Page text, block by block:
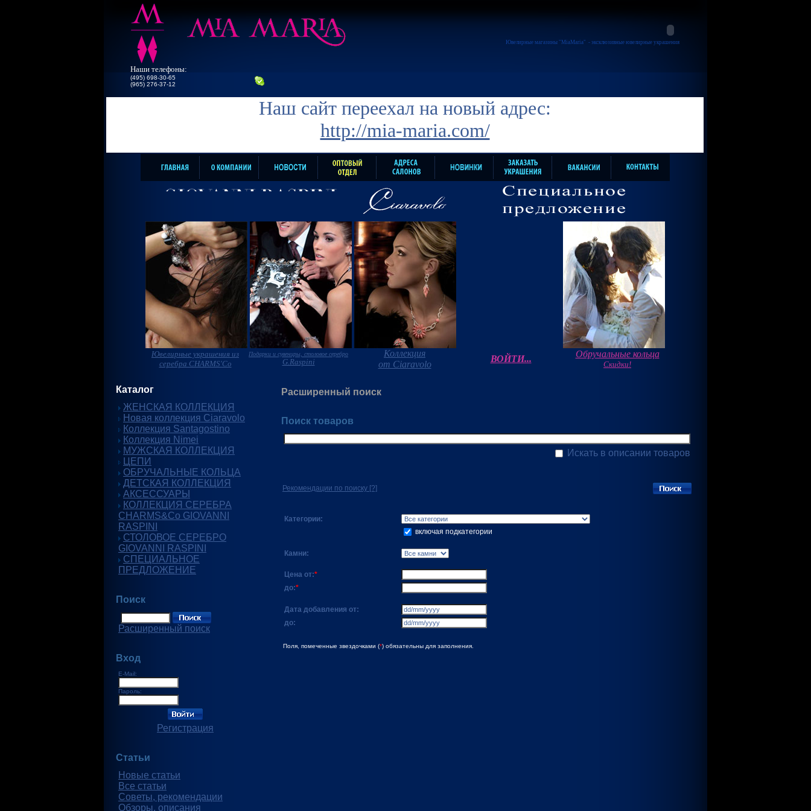
Ювелирные магазины "MiaMaria" - эксклюзивные ювелирные украшения
Наши телефоны:
(495) 698-30-65
(965) 276-37-12
Наш сайт переехал на новый адрес:
http://mia-maria.com/
Ювелирные украшения из
серебра CHARMS'Co
Подарки и сувениры, столовое серебро
G.Raspini
Коллекция
от Ciaravolo
ВОЙТИ... Обручальные кольца
Скидки!
Каталог
ЖЕНСКАЯ КОЛЛЕКЦИЯ
Новая коллекция Ciaravolo
Коллекция Santagostino
Коллекция Nimei
МУЖСКАЯ КОЛЛЕКЦИЯ
ЦЕПИ
ОБРУЧАЛЬНЫЕ КОЛЬЦА
ДЕТСКАЯ КОЛЛЕКЦИЯ
АКСЕССУАРЫ
КОЛЛЕКЦИЯ СЕРЕБРА
CHARMS&Co GIOVANNI
RASPINI
СТОЛОВОЕ СЕРЕБРО
GIOVANNI RASPINI
СПЕЦИАЛЬНОЕ
ПРЕДЛОЖЕНИЕ
Поиск
Расширенный поиск
Вход
E-Mail:
Пароль:
Регистрация
Статьи
Новые статьи
Все статьи
Советы, рекомендации
Обзоры, описания
Расширенный поиск
Поиск товаров
Искать в описании товаров
Рекомендации по поиску [?]
Категории:
включая подкатегории
Камни:
Цена от:*
до:*
Дата добавления от:
до:
Поля, помеченные звездочками (*) обязательны для заполнения.